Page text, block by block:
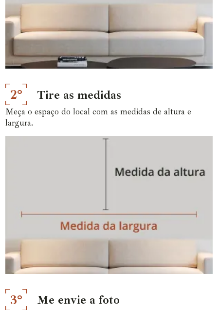
2° Tire as medidas
Meça o espaço do local com as medidas de altura e
largura.
3° Me envie a foto